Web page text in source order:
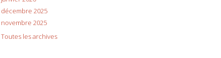
décembre 2025
novembre 2025
Toutes les archives